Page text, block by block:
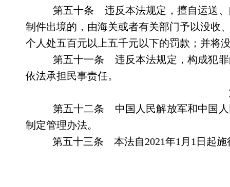
第五十条 违反本法规定，擅自运送、
制件出境的，由海关或者有关部门予以没收
个人处五百元以上五千元以下的罚款；并将
第五十一条 违反本法规定，构成犯罪
依法承担民事责任。
第五十二条 中国人民解放军和中国人
制定管理办法。
第五十三条 本法自2021年1月1日起施